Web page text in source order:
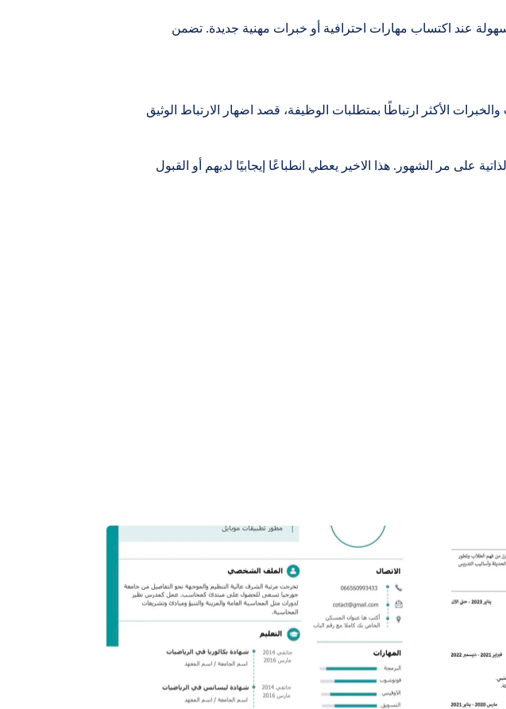
عند اكتساب مهارات احترافية أو خبرات مهنية جديدة. تضمن
الأكثر ارتباطًا بمتطلبات الوظيفة، قصد اضهار الارتباط الوثيق
على مر الشهور. هذا الاخير يعطي انطباعًا إيجابيًا لديهم أو القبول